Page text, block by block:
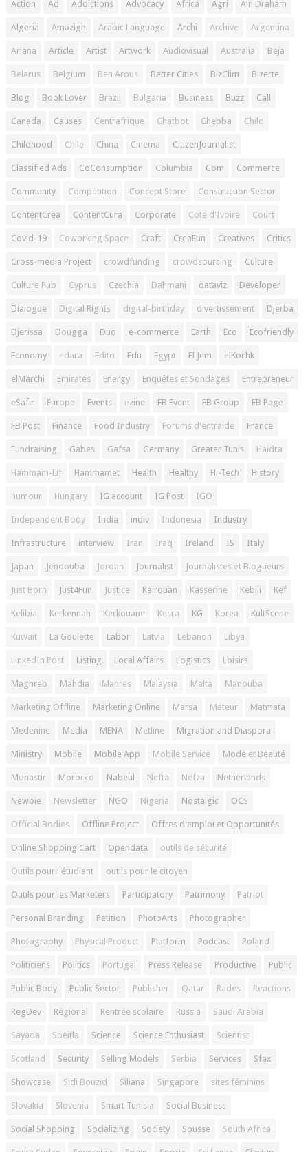
Action Ad Addictions Advocacy Africa Agri Ain Draham
Algeria Amazigh Arabic Language Archi Archive Argentina
Ariana Article Artist Artwork Audiovisual Australia Beja
Belarus Belgium Ben Arous Better Cities BizClim Bizerte
Blog Book Lover Brazil Bulgaria Business Buzz Call
Canada Causes Centrafrique Chatbot Chebba Child
Childhood Chile China Cinema CitizenJournalist
Classified Ads CoConsumption Columbia Com Commerce
Community Competition Concept Store Construction Sector
ContentCrea ContentCura Corporate Cote d'Ivoire Court
Covid-19 Coworking Space Craft CreaFun Creatives Critics
Cross-media Project crowdfunding crowdsourcing Culture
Culture Pub Cyprus Czechia Dahmani dataviz Developer
Dialogue Digital Rights digital-birthday divertissement Djerba
Djerissa Dougga Duo e-commerce Earth Eco Ecofriendly
Economy edara Edito Edu Egypt El Jem elKochk
elMarchi Emirates Energy Enquêtes et Sondages Entrepreneur
eSafir Europe Events ezine FB Event FB Group FB Page
FB Post Finance Food Industry Forums d'entraide France
Fundraising Gabes Gafsa Germany Greater Tunis Haidra
Hammam-Lif Hammamet Health Healthy Hi-Tech History
humour Hungary IG account IG Post IGO
Independent Body India indiv Indonesia Industry
Infrastructure interview Iran Iraq Ireland IS Italy
Japan Jendouba Jordan Journalist Journalistes et Blogueurs
Just Born Just4Fun Justice Kairouan Kasserine Kebili Kef
Kelibia Kerkennah Kerkouane Kesra KG Korea KultScene
Kuwait La Goulette Labor Latvia Lebanon Libya
LinkedIn Post Listing Local Affairs Logistics Loisirs
Maghreb Mahdia Mahres Malaysia Malta Manouba
Marketing Offline Marketing Online Marsa Mateur Matmata
Medenine Media MENA Metline Migration and Diaspora
Ministry Mobile Mobile App Mobile Service Mode et Beauté
Monastir Morocco Nabeul Nefta Nefza Netherlands
Newbie Newsletter NGO Nigeria Nostalgic OCS
Official Bodies Offline Project Offres d'emploi et Opportunités
Online Shopping Cart Opendata outils de sécurité
Outils pour l'étudiant outils pour le citoyen
Outils pour les Marketers Participatory Patrimony Patriot
Personal Branding Petition PhotoArts Photographer
Photography Physical Product Platform Podcast Poland
Politiciens Politics Portugal Press Release Productive Public
Public Body Public Sector Publisher Qatar Rades Reactions
RegDev Régional Rentrée scolaire Russia Saudi Arabia
Sayada Sbeitla Science Science Enthusiast Scientist
Scotland Security Selling Models Serbia Services Sfax
Showcase Sidi Bouzid Siliana Singapore sites féminins
Slovakia Slovenia Smart Tunisia Social Business
Social Shopping Socializing Society Sousse South Africa